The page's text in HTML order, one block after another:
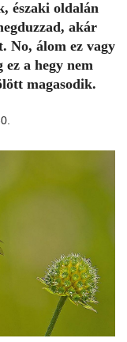
északi oldalán
akár
No, álom ez vagy
ez a hegy nem
magasodik.